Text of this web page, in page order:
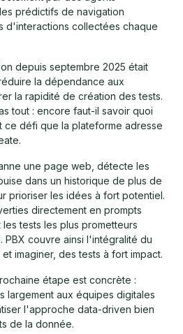
prédictifs de navigation
d'interactions collectées chaque
depuis septembre 2025 était
la dépendance aux
la rapidité de création des tests.
tout : encore faut-il savoir quoi
ce défi que la plateforme adresse
une page web, détecte les
dans un historique de plus de
prioriser les idées à fort potentiel.
directement en prompts
tests les plus prometteurs
PBX couvre ainsi l'intégralité du
imaginer, des tests à fort impact.
étape est concrète :
largement aux équipes digitales
l'approche data-driven bien
de la donnée.